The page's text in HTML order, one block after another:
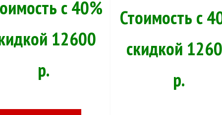
с 40%
12600
р.
Стоимость с
скидкой
р.